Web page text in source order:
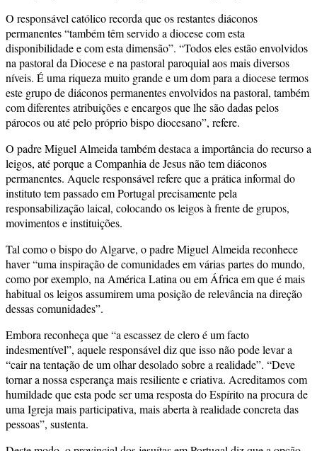
O responsável católico recorda que os restantes diáconos
permanentes “também têm servido a diocese com esta
disponibilidade e com esta dimensão”. “Todos eles estão envolvidos
na pastoral da Diocese e na pastoral paroquial aos mais diversos
níveis. É uma riqueza muito grande e um dom para a diocese termos
este grupo de diáconos permanentes envolvidos na pastoral, também
com diferentes atribuições e encargos que lhe são dadas pelos
párocos ou até pelo próprio bispo diocesano”, refere.
O padre Miguel Almeida também destaca a importância do recurso a
leigos, até porque a Companhia de Jesus não tem diáconos
permanentes. Aquele responsável refere que a prática informal do
instituto tem passado em Portugal precisamente pela
responsabilização laical, colocando os leigos à frente de grupos,
movimentos e instituições.
Tal como o bispo do Algarve, o padre Miguel Almeida reconhece
haver “uma inspiração de comunidades em várias partes do mundo,
como por exemplo, na América Latina ou em África em que é mais
habitual os leigos assumirem uma posição de relevância na direção
dessas comunidades”.
Embora reconheça que “a escassez de clero é um facto
indesmentível”, aquele responsável diz que isso não pode levar a
“cair na tentação de um olhar desolado sobre a realidade”. “Deve
tornar a nossa esperança mais resiliente e criativa. Acreditamos com
humildade que esta pode ser uma resposta do Espírito na procura de
uma Igreja mais participativa, mais aberta à realidade concreta das
pessoas”, sustenta.